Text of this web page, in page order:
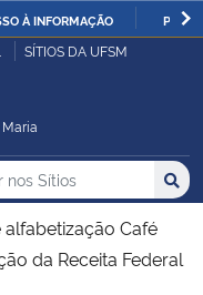
À INFORMAÇÃO
SÍTIOS DA UFSM
no nos Sítios
Café
da Receita Federal